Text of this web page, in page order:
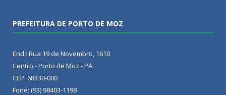
PREFEITURA DE PORTO DE MOZ
End.: Rua 19 de Novembro, 1610
Centro - Porto de Moz - PA
CEP: 68330-000
Fone: (93) 98403-1198